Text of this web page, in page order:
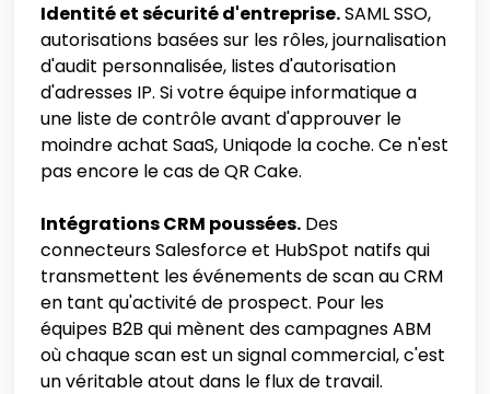
Identité et sécurité d'entreprise.SAML SSO,
autorisations basées sur les rôles, journalisation
d'audit personnalisée, listes d'autorisation
d'adresses IP. Si votre équipe informatique a
une liste de contrôle avant d'approuver le
moindre achat SaaS, Uniqode la coche. Ce n'est
pas encore le cas de QR Cake.
Intégrations CRM poussées. Des
connecteurs Salesforce et HubSpot natifs qui
transmettent les événements de scan au CRM
en tant qu'activité de prospect. Pour les
équipes B2B qui mènent des campagnes ABM
où chaque scan est un signal commercial, c'est
un véritable atout dans le flux de travail.